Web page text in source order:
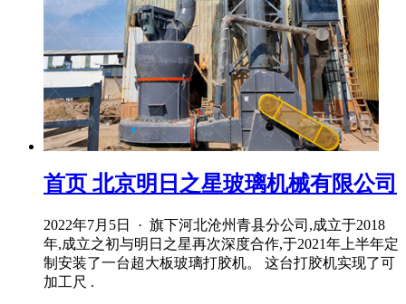
首页 北京明日之星玻璃机械有限公司
2022年7月5日 · 旗下河北沧州青县分公司,成立于2018
年,成立之初与明日之星再次深度合作,于2021年上半年定
制安装了一台超大板玻璃打胶机。 这台打胶机实现了可
加工尺 .